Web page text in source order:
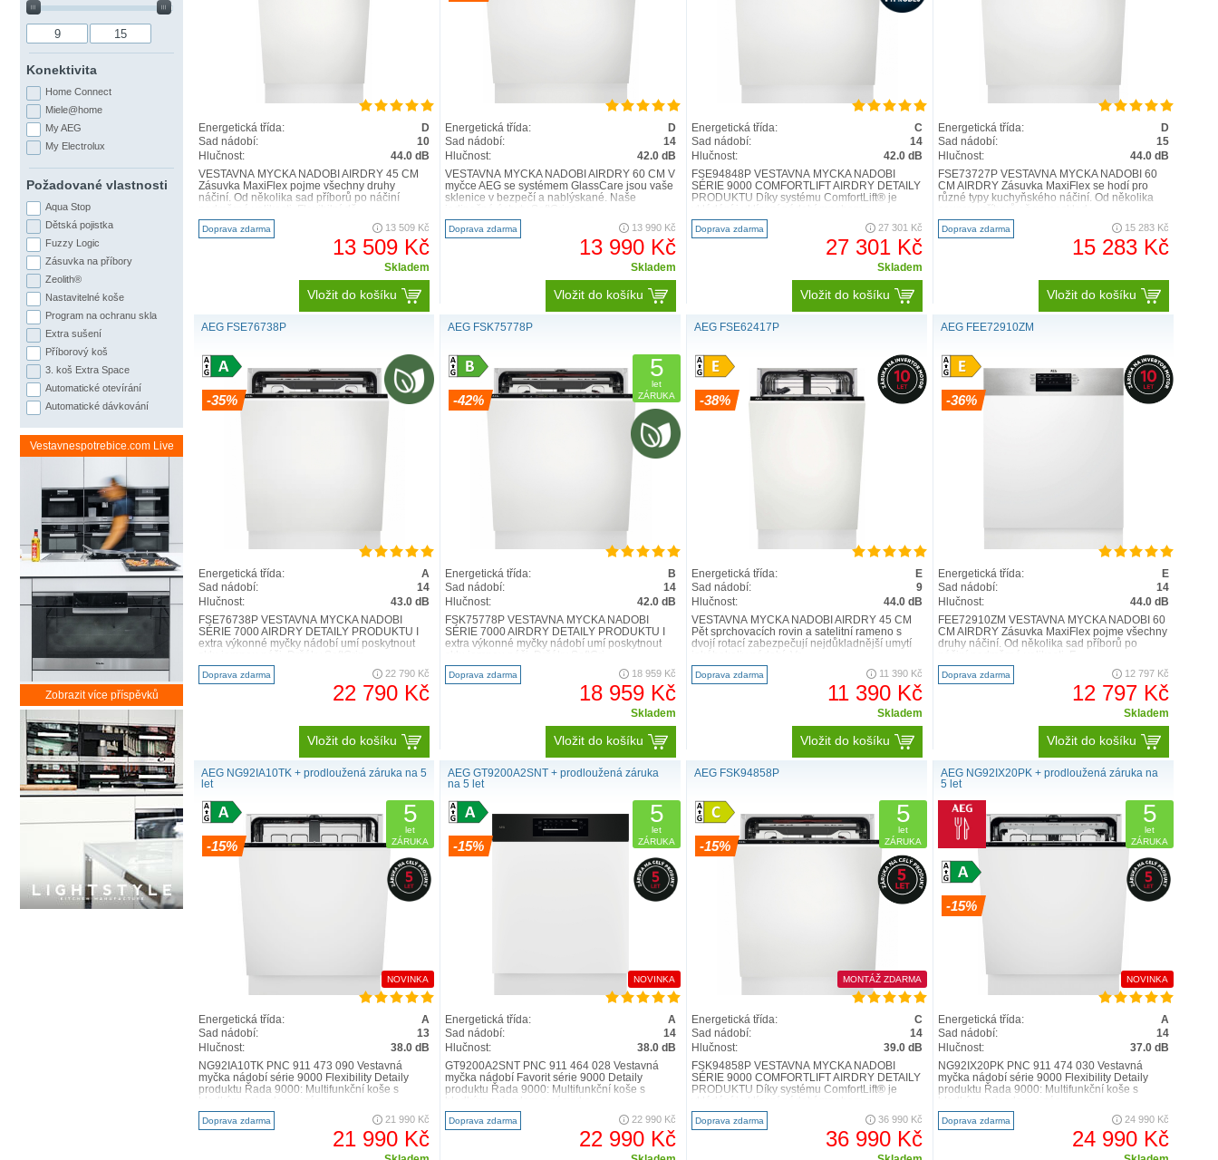
PRVNÍ ZVEDACÍ KOŠ NA SVĚTĚ. PŘIBLÍŽÍ K VÁM VAŠE NÁDOBÍ
Myčka ComfortLift® je první s unikátním mechanismem, který zvedá spodní koš do výšky. Díky tomu se při vkládání a vyndávání nádobí nemusíte
Prohlédněte si myčky ComfortLift®
DALŠÍ UŽITEČNÉ VLASTNOSTI
Dosáhne všude
Sprchovací rameno
SatelliteClean® zajistí důkladné
umytí veškerého nádobí uvnitř
myčky. Pokaždé.
Očekávejte 100% ochranu
Udržujte své sklenice v bezpečí a stále
nablýskané. Držáky SoftGrip zajistí ochranu před
rozbitím nebo poškrábáním i těm nejkřehčím
skleničkám.
Šetrné k nádobí
S kolejnicemi ComfortRails
můžete plynule pohybovat
košem, aniž by talíře o sebe
„cinkaly“.
Myčky nádobí ComfortLift®kombinují špičkovou technologii s
oceňovaným designem. Unikátní a inovativní zdvihací mechanismus,
který umožňuje zvednutí spodního koše směrem k uživateli, získal zlato
iF Design Award .
Energetická třída:
D
Sad nádobí:
10
Hlučnost:
44.0 dB
VESTAVNÁ MYČKA NÁDOBÍ AIRDRY 45 CM
Zásuvka MaxiFlex pojme všechny druhy
náčiní. Od několika sad příborů po náčiní
Doprava zdarma 13 509 Kč
13 509 Kč
Skladem
Vložit do košíku
Energetická třída:
D
Sad nádobí:
14
Hlučnost:
42.0 dB
VESTAVNÁ MYČKA NÁDOBÍ AIRDRY 60 CM V
myčce AEG se systémem GlassCare jsou vaše
sklenice v bezpečí a nablýskané. Naše
Doprava zdarma 13 990 Kč
13 990 Kč
Skladem
Vložit do košíku
Energetická třída:
C
Sad nádobí:
14
Hlučnost:
42.0 dB
FSE94848P VESTAVNÁ MYČKA NÁDOBÍ
SÉRIE 9000 COMFORTLIFT AIRDRY DETAILY
PRODUKTU Díky systému ComfortLift® je
Doprava zdarma 27 301 Kč
27 301 Kč
Skladem
Vložit do košíku
Energetická třída:
D
Sad nádobí:
15
Hlučnost:
44.0 dB
FSE73727P VESTAVNÁ MYČKA NÁDOBÍ 60
CM AIRDRY Zásuvka MaxiFlex se hodí pro
různé typy kuchyňského náčiní. Od několika
Doprava zdarma 15 283 Kč
15 283 Kč
Vložit do košíku
AEG FSE76738P
-35%
Energetická třída:
A
Sad nádobí:
14
Hlučnost:
43.0 dB
FSE76738P VESTAVNÁ MYČKA NÁDOBÍ
SÉRIE 7000 AIRDRY DETAILY PRODUKTU I
extra výkonné myčky nádobí umí poskytnout
Doprava zdarma 22 790 Kč
22 790 Kč
Vložit do košíku
AEG FSK75778P
-42%
5
let
ZÁRUKA
Energetická třída:
B
Sad nádobí:
14
Hlučnost:
42.0 dB
FSK75778P VESTAVNÁ MYČKA NÁDOBÍ
SÉRIE 7000 AIRDRY DETAILY PRODUKTU I
extra výkonné myčky nádobí umí poskytnout
Doprava zdarma 18 959 Kč
18 959 Kč
Skladem
Vložit do košíku
AEG FSE62417P
-38%
Energetická třída:
E
Sad nádobí:
9
Hlučnost:
44.0 dB
VESTAVNÁ MYČKA NÁDOBÍ AIRDRY 45 CM
Pět sprchovacích rovin a satelitní rameno s
dvojí rotací zabezpečují nejdůkladnější umytí
Doprava zdarma 11 390 Kč
11 390 Kč
Skladem
Vložit do košíku
AEG FEE72910ZM
-36%
Energetická třída:
E
Sad nádobí:
14
Hlučnost:
44.0 dB
FEE72910ZM VESTAVNÁ MYČKA NÁDOBÍ 60
CM AIRDRY Zásuvka MaxiFlex pojme všechny
druhy náčiní. Od několika sad příborů po
Doprava zdarma 12 797 Kč
12 797 Kč
Skladem
Vložit do košíku
AEG NG92IA10TK + prodloužená záruka na 5
let
-15%
5
let
ZÁRUKA
NOVINKA
Energetická třída:
A
Sad nádobí:
13
Hlučnost:
38.0 dB
NG92IA10TK PNC 911 473 090 Vestavná
myčka nádobí série 9000 Flexibility Detaily
produktu Řada 9000: Multifunkční koše s
Doprava zdarma 21 990 Kč
21 990 Kč
AEG GT9200A2SNT + prodloužená záruka
na 5 let
-15%
5
let
ZÁRUKA
NOVINKA
Energetická třída:
A
Sad nádobí:
14
Hlučnost:
38.0 dB
GT9200A2SNT PNC 911 464 028 Vestavná
myčka nádobí Favorit série 9000 Detaily
produktu Řada 9000: Multifunkční koše s
Doprava zdarma 22 990 Kč
22 990 Kč
AEG FSK94858P
-15%
5
let
ZÁRUKA
MONTÁŽ ZDARMA
Energetická třída:
C
Sad nádobí:
14
Hlučnost:
39.0 dB
FSK94858P VESTAVNÁ MYČKA NÁDOBÍ
SÉRIE 9000 COMFORTLIFT AIRDRY DETAILY
PRODUKTU Díky systému ComfortLift® je
Doprava zdarma 36 990 Kč
36 990 Kč
AEG NG92IX20PK + prodloužená záruka na
5 let
-15%
5
let
ZÁRUKA
NOVINKA
Energetická třída:
A
Sad nádobí:
14
Hlučnost:
37.0 dB
NG92IX20PK PNC 911 474 030 Vestavná
myčka nádobí série 9000 Flexibility Detaily
produktu Řada 9000: Multifunkční koše s
Doprava zdarma 24 990 Kč
24 990 Kč
Konektivita
Home Connect
Miele@home
My AEG
My Electrolux
Požadované vlastnosti
Aqua Stop
Dětská pojistka
Fuzzy Logic
Zásuvka na příbory
Zeolith®
Nastavitelné koše
Program na ochranu skla
Extra sušení
Příborový koš
3. koš Extra Space
Automatické otevírání
Automatické dávkování
Vestavnespotrebice.com Live
Zobrazit více příspěvků